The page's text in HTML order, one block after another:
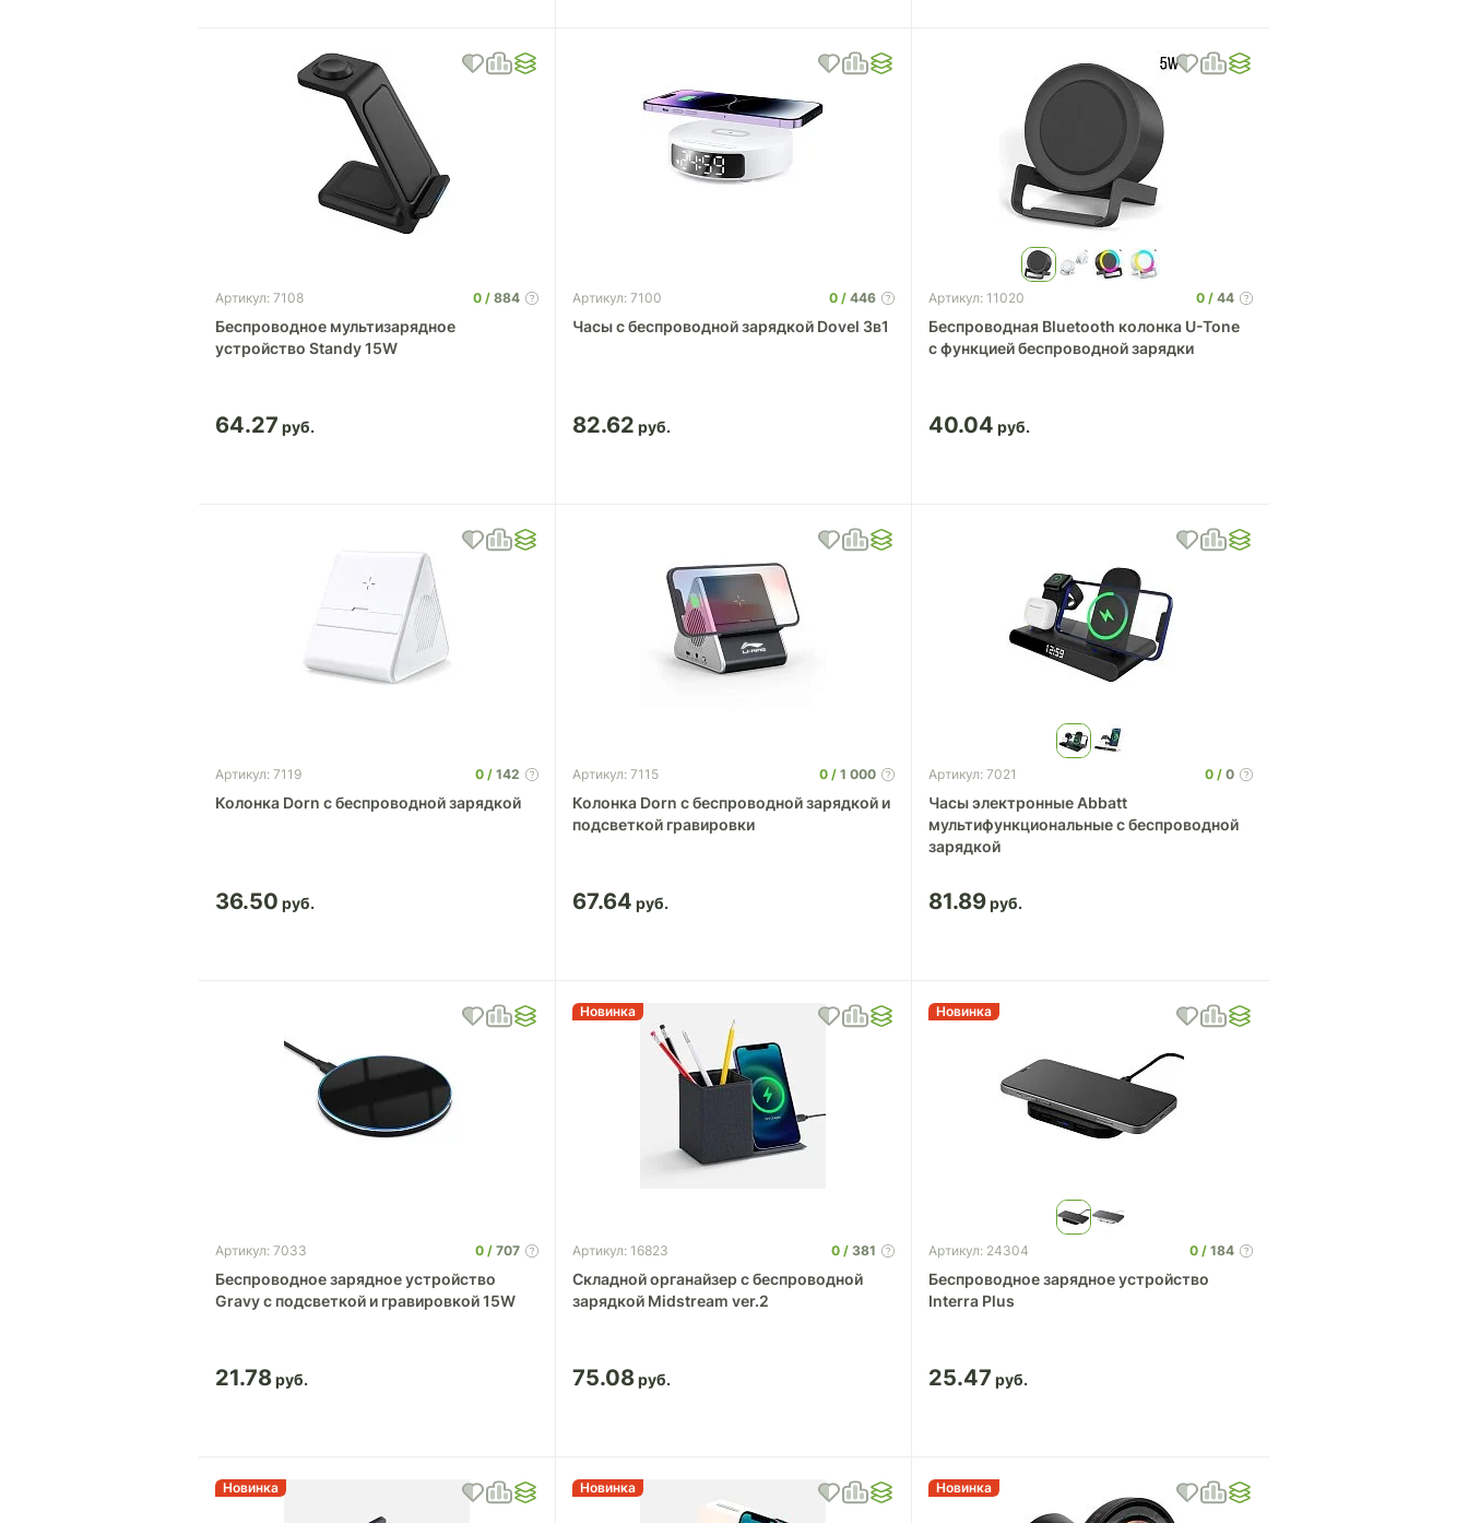
Артикул: 7108 0 884
Беспроводное мультизарядное
устройство Standy 15W
64.27
Артикул: 7100 0 446
Часы с беспроводной зарядкой Dovel 3в1
82.62
Артикул: 11020 0 44
Беспроводная Bluetooth колонка U-Tone
c функцией беспроводной зарядки
40.04
Артикул: 7119 0 142
Колонка Dorn с беспроводной зарядкой
36.50
Артикул: 7115 0 1 000
Колонка Dorn с беспроводной зарядкой и
подсветкой гравировки
67.64
Артикул: 7021 0 0
Часы электронные Abbatt
мультифункциональные с беспроводной
зарядкой
81.89
Артикул: 7033 0 707
Беспроводное зарядное устройство
Gravy с подсветкой и гравировкой 15W
21.78
Новинка
Артикул: 16823 0 381
Складной органайзер с беспроводной
зарядкой Midstream ver.2
75.08
Новинка
Артикул: 24304 0 184
Беспроводное зарядное устройство
Interra Plus
25.47
Новинка Новинка Новинка